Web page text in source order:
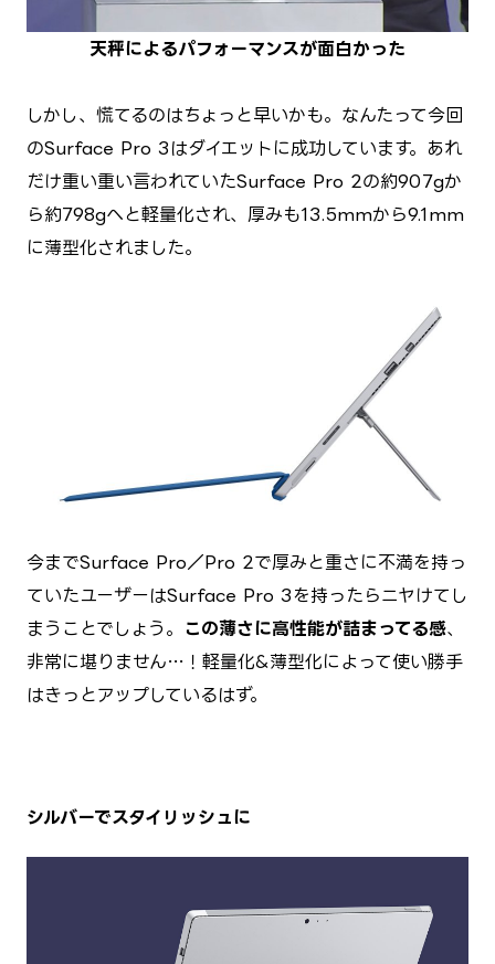
天秤によるパフォーマンスが面白かった
しかし、慌てるのはちょっと早いかも。なんたって今回
のSurface Pro 3はダイエットに成功しています。あれ
だけ重い重い言われていたSurface Pro 2の約907gか
ら約798gへと軽量化され、厚みも13.5mmから9.1mm
に薄型化されました。
今までSurface Pro／Pro 2で厚みと重さに不満を持っ
ていたユーザーはSurface Pro 3を持ったらニヤけてし
まうことでしょう。
この薄さに高性能が詰まってる感、
非常に堪りません…！軽量化&薄型化によって使い勝手
はきっとアップしているはず。
シルバーでスタイリッシュに